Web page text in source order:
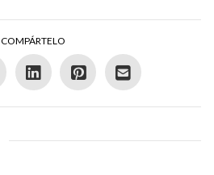
COMPÁRTELO